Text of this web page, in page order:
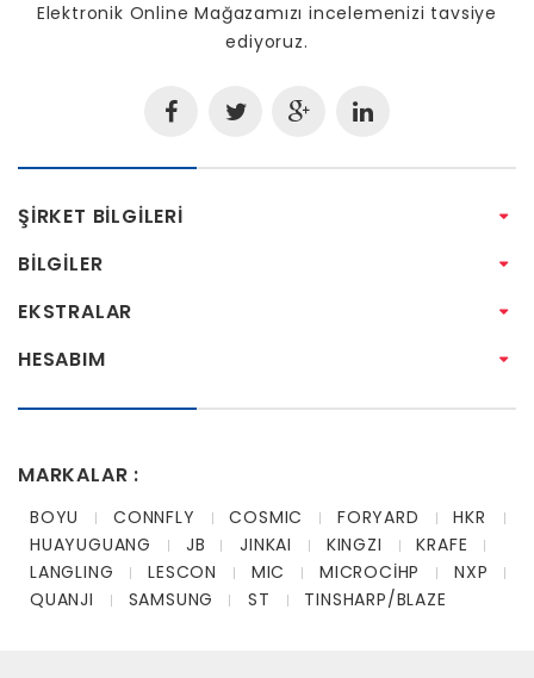
Elektronik Online Mağazamızı incelemenizi tavsiye
ediyoruz.
ŞIRKET BILGILERI
BILGILER
EKSTRALAR
HESABIM
MARKALAR :
BOYU CONNFLY COSMIC FORYARD
HKR
HUAYUGUANG
JB JINKAI KINGZI
KRAFE
LANGLING
LESCON MIC MICROCİHP
NXP
QUANJI
SAMSUNG ST TINSHARP/BLAZE